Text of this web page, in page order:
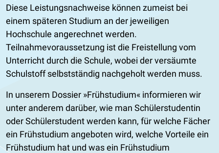
Diese Leistungsnachweise können zumeist bei
einem späteren Studium an der jeweiligen
Hochschule angerechnet werden.
Teilnahmevoraussetzung ist die Freistellung vom
Unterricht durch die Schule, wobei der versäumte
Schulstoff selbstständig nachgeholt werden muss.
In unserem Dossier »Frühstudium« informieren wir
unter anderem darüber, wie man Schülerstudentin
oder Schülerstudent werden kann, für welche Fächer
ein Frühstudium angeboten wird, welche Vorteile ein
Frühstudium hat und was ein Frühstudium